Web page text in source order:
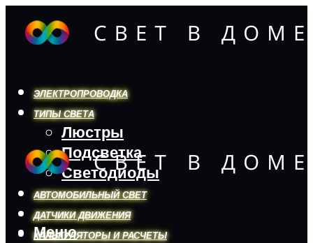
ЭЛЕКТРОПРОВОДКА
ТИПЫ СВЕТА
Люстры
Подсветка
Светодиоды
АВТОМОБИЛЬНЫЙ СВЕТ
ДАТЧИКИ ДВИЖЕНИЯ
КАЛЬКУЛЯТОРЫ И РАСЧЕТЫ
Меню